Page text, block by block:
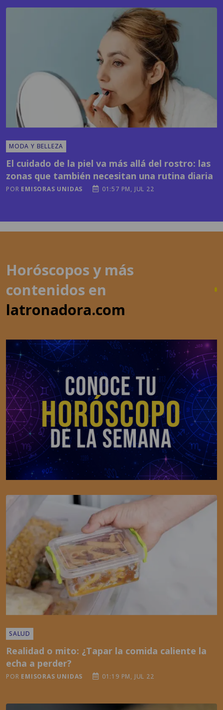
MODA Y BELLEZA
zonas que también necesitan una rutina diaria
POR EMISORAS UNIDAS 01:57 PM, JUL 22
contenidos en
latronadora.com
echa a perder?
POR EMISORAS UNIDAS 01:19 PM, JUL 22